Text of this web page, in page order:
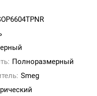
Полноразмерный
Smeg